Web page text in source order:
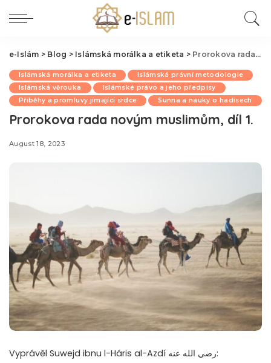
e-Islám > Blog > Islámská morálka a etiketa > Prorokova rada novým muslimům, díl 1.
Islámská morálka a etiketa
Islámská právní metodologie
Islámská věrouka
Islámské právo a jeho předpisy
Příběhy a promluvy jímající srdce
Sunna a nauky o hadísech
Prorokova rada novým muslimům, díl 1.
August 18, 2023
Vyprávěl Suwejd ibnu l-Háris al-Azdí رضي الله عنه: